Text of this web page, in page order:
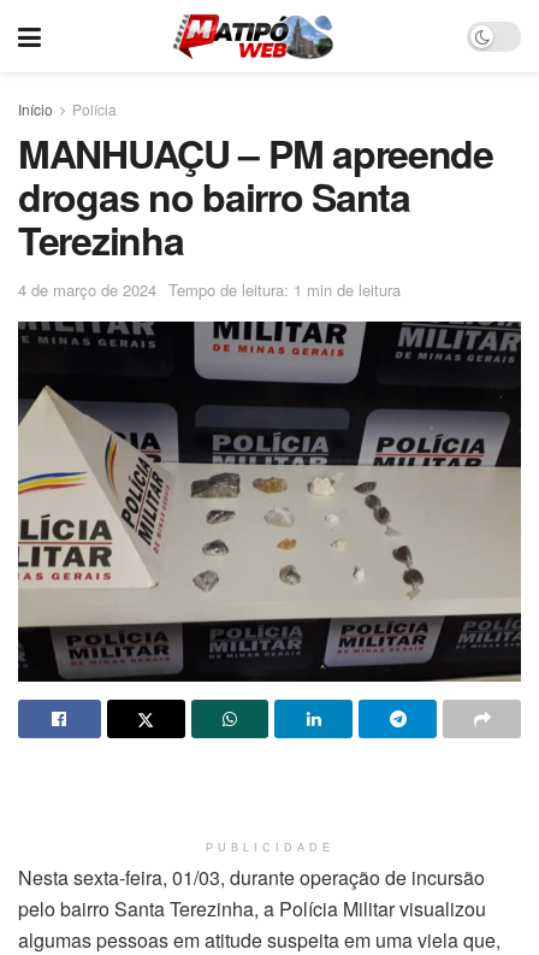
Início Polícia
MANHUAÇU – PM apreende
drogas no bairro Santa
Terezinha
4 de março de 2024 Tempo de leitura: 1 min de leitura
PUBLICIDADE
Nesta sexta-feira, 01/03, durante operação de incursão
pelo bairro Santa Terezinha, a Polícia Militar visualizou
algumas pessoas em atitude suspeita em uma viela que,